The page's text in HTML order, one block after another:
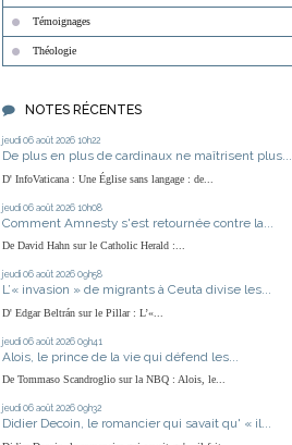
Témoignages
Théologie
NOTES RÉCENTES
jeudi 06 août 2026 10h22
De plus en plus de cardinaux ne maîtrisent plus...
D' InfoVaticana : Une Église sans langage : de...
jeudi 06 août 2026 10h08
Comment Amnesty s'est retournée contre la...
De David Hahn sur le Catholic Herald :...
jeudi 06 août 2026 09h58
L’« invasion » de migrants à Ceuta divise les...
D' Edgar Beltrán sur le Pillar : L’«...
jeudi 06 août 2026 09h41
Alois, le prince de la vie qui défend les...
De Tommaso Scandroglio sur la NBQ : Alois, le...
jeudi 06 août 2026 09h32
Didier Decoin, le romancier qui savait qu' « il...